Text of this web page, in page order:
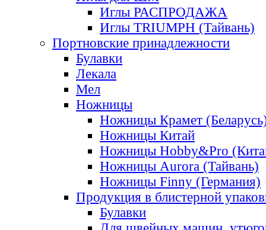
Иглы РАСПРОДАЖА
Иглы TRIUMPH (Тайвань)
Портновские принадлежности
Булавки
Лекала
Мел
Ножницы
Ножницы Крамет
Ножницы Китай
Ножницы Hobby&Pro
Ножницы Aurora (Тайвань)
Ножницы Finny (Германия)
Продукция в блистерной
Булавки